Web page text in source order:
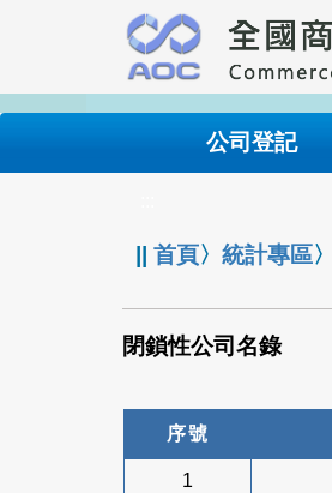
要
內
公司登記
||首頁〉統計專區〉
閉鎖性公司名錄
序號
1